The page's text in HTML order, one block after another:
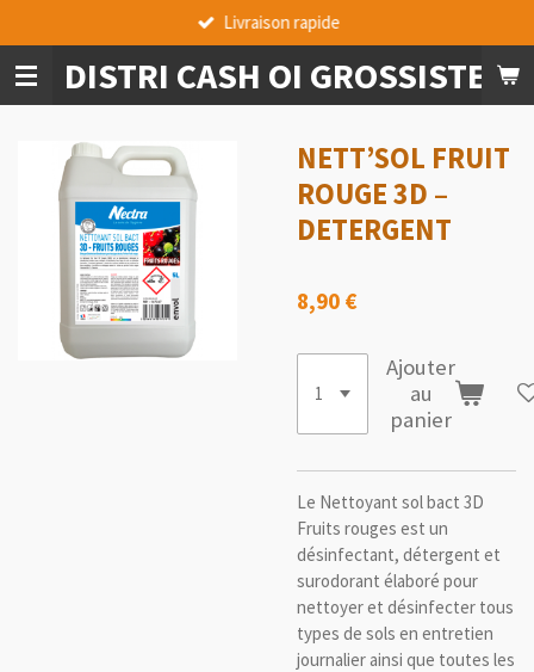
au
contenu
principal
DISTRI CASH OI GROSSISTE
Livraison rapide
NETT’SOL FRUIT
ROUGE 3D –
DETERGENT
8,90 €
Ajouter
au
panier
Le Nettoyant sol bact 3D
Fruits rouges est un
désinfectant, détergent et
surodorant élaboré pour
nettoyer et désinfecter tous
types de sols en entretien
journalier ainsi que toutes les